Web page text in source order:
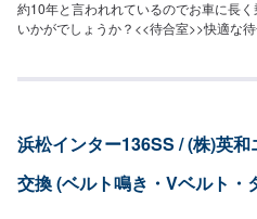
約10年と言われれているのでお車に長
いかがでしょうか？<<待合室>>快適な
浜松インター136SS / (株)英
交換 (ベルト鳴き・Vベルト・